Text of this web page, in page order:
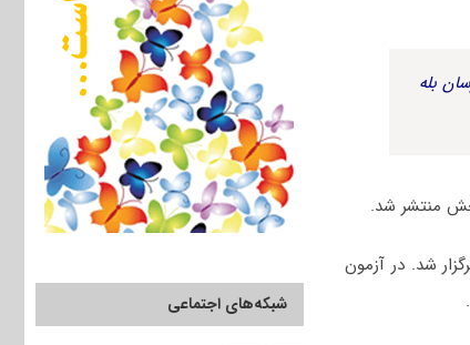
بله
سال ۱۴۰۵، جمعه ۲۴ بهمن ماه برگزار شد. در آزمون
شبکه‌های اجتماعی